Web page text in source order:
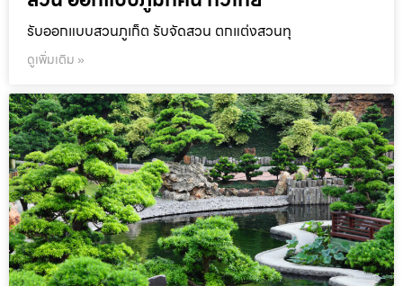
รับออกแบบสวนภูเก็ต รับจัดสวน ตกแต่งสวนทุ
ดูเพิ่มเติม »